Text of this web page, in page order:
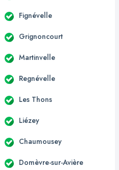
Fignévelle
Grignoncourt
Martinvelle
Regnévelle
Les Thons
Liézey
Chaumousey
Domèvre-sur-Avière